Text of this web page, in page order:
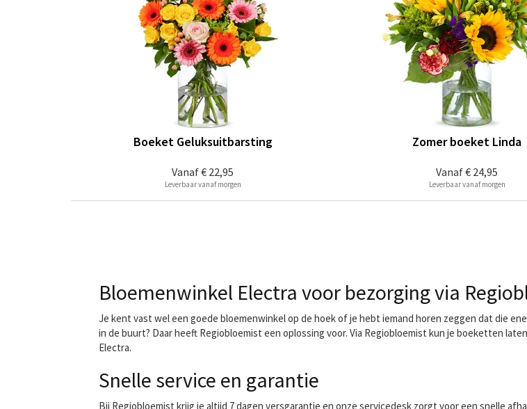
Vanaf€ 22,95
Boeket Geluksuitbarsting
Leverbaar vanaf morgen
Vanaf€ 24,95
Zomer boeket Linda
Leverbaar vanaf morgen
Bloemenwinkel Electra voor bezorging via
Je kent vast wel een goede bloemenwinkel op de hoek of je hebt iemand horen zeggen dat die
in de buurt? Daar heeft Regiobloemist een oplossing voor. Via Regiobloemist kun je boeketten
Electra.
Snelle service en garantie
Bij Regiobloemist krijg je altijd 7 dagen versgarantie en onze servicedesk zorgt voor een snelle